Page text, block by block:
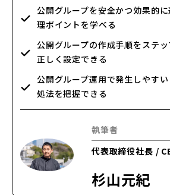
公開グループを安全かつ効果的
理ポイントを学べる
公開グループの作成手順をステッ
正しく設定できる
公開グループ運用で発生しやす
処法を把握できる
執筆者
代表取締役社長 /
杉山元紀